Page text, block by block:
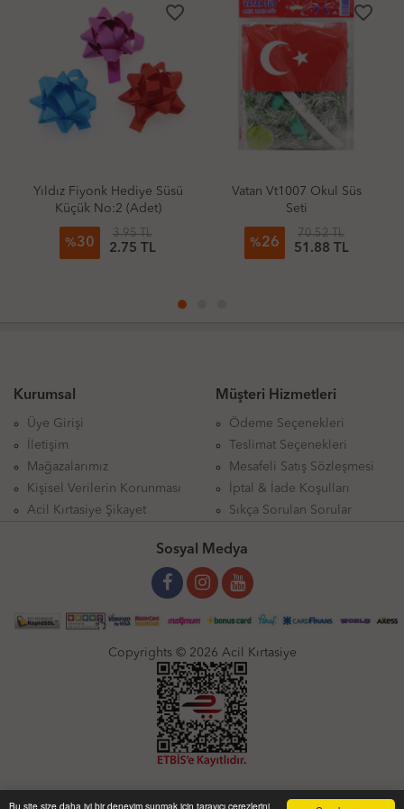
Bu site size daha iyi bir deneyim sunmak için tarayıcı çerezlerini
favorite_border
Vatan Vt1007 Okul Süs
Seti
%26
70.52 TL
51.88 TL
favorite_border
Rakamlı Pasta Mumu
Puantiyeli
%25
18.33 TL
13.66 TL
Kurumsal
Üye Girişi
İletişim
Mağazalarımız
Kişisel Verilerin Korunması
Acil Kırtasiye Şikayet
Müşteri Hizmetleri
Ödeme Seçenekleri
Teslimat Seçenekleri
Mesafeli Satış Sözleşmesi
İptal & İade Koşulları
Sıkça Sorulan Sorular
Sosyal Medya
Copyrights © 2026 Acil Kırtasiye